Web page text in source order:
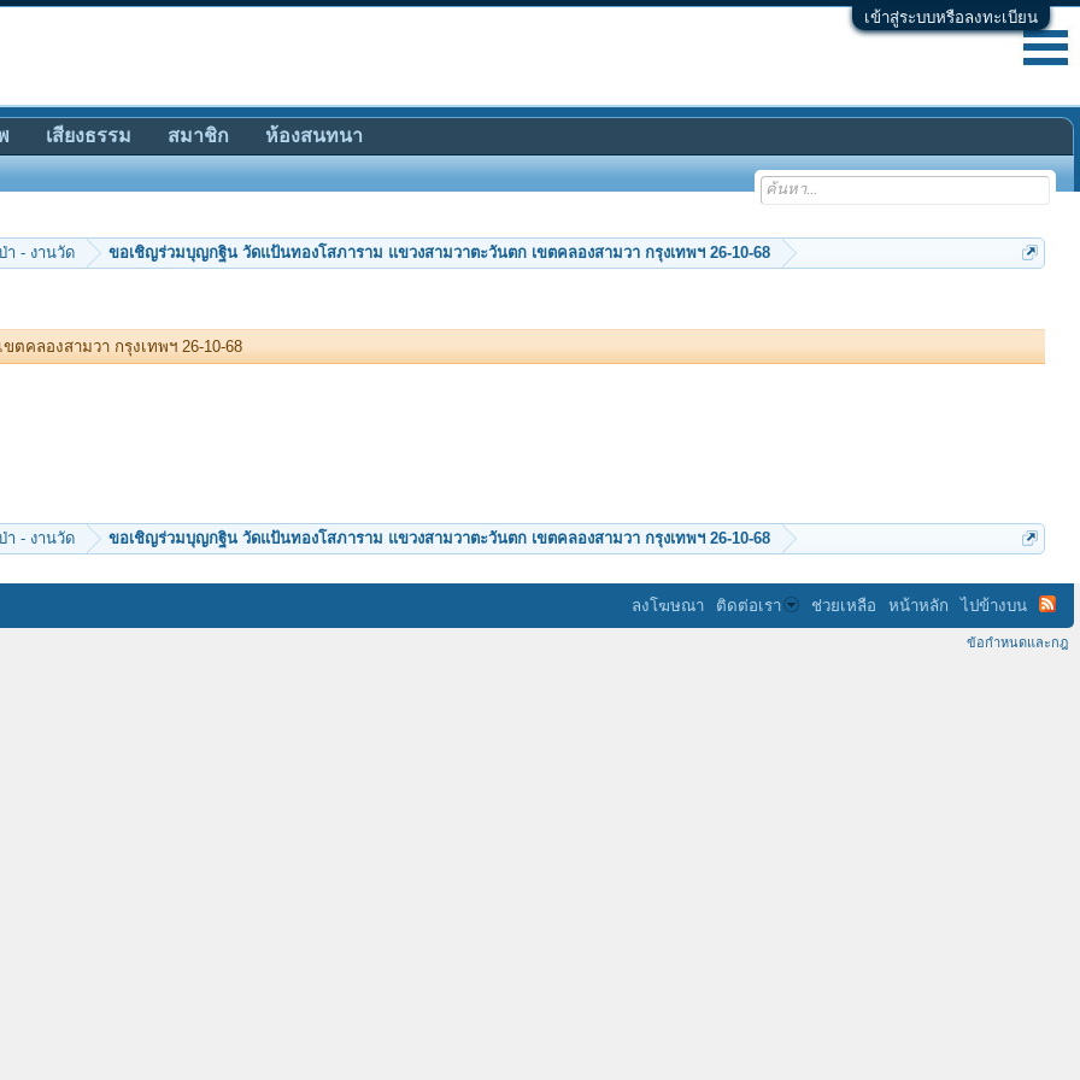
เข้าสู่ระบบหรือลงทะเบียน
า - งานวัด ขอเชิญร่วมบุญกฐิน วัดแป้นทองโสภาราม แขวงสามวาตะวันตก เขตคลองสามวา กรุงเทพฯ 26-10-68
คลองสามวา กรุงเทพฯ 26-10-68
า - งานวัด ขอเชิญร่วมบุญกฐิน วัดแป้นทองโสภาราม แขวงสามวาตะวันตก เขตคลองสามวา กรุงเทพฯ 26-10-68
เสียงธรรม สมาชิก ห้องสนทนา
ลงโฆษณา ติดต่อเรา ช่วยเหลือ หน้าหลัก ไปข้างบน
ข้อกำหนดและกฎ